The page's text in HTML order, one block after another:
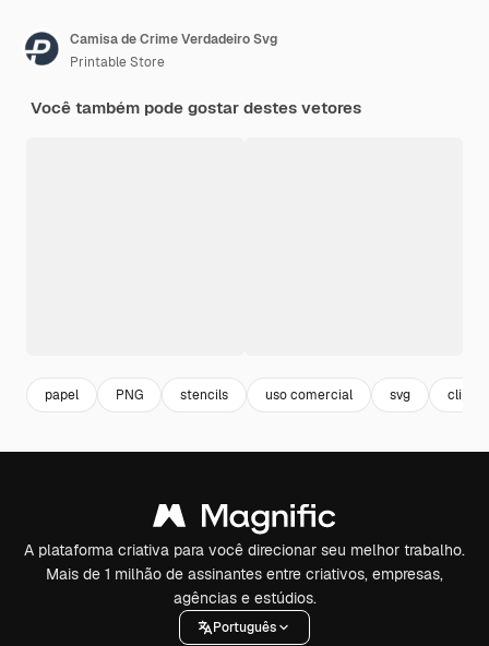
Camisa de Crime Verdadeiro Svg
Printable Store
Você também pode gostar destes vetores
papel PNG stencils uso comercial svg clip
A plataforma criativa para você direcionar seu melhor trabalho.
Mais de 1 milhão de assinantes entre criativos, empresas,
agências e estúdios.
Português